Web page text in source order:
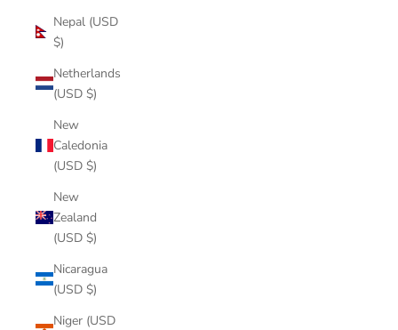
Nepal (USD
$)
Netherlands
(USD $)
New
Caledonia
(USD $)
New
Zealand
(USD $)
Nicaragua
(USD $)
Niger (USD